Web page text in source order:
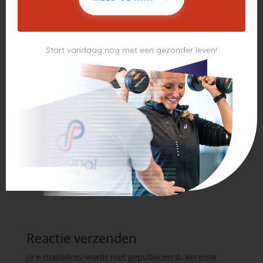
“Success is usually the culmination of controlling failure.”
“Nobody who ever gave his best regretted it”
“Whether you think you can, or you think you can’t, you’re
right.”
Henry Ford
Reactie verzenden
Je e-mailadres wordt niet gepubliceerd. Vereiste
Start vandaag nog met een gezonder leven!